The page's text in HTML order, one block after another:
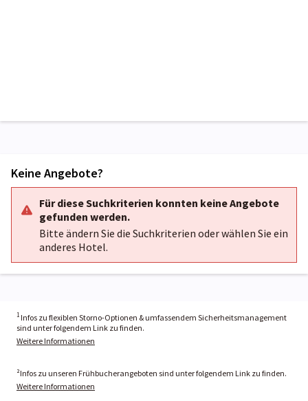
Keine Angebote?
Für diese Suchkriterien konnten keine Angebote
gefunden werden.
Bitte ändern Sie die Suchkriterien oder wählen Sie ein
anderes Hotel.
1 Infos zu flexiblen Storno-Optionen & umfassendem Sicherheitsmanagement
sind unter folgendem Link zu finden.
Weitere Informationen
²Infos zu unseren Frühbucherangeboten sind unter folgendem Link zu finden.
Weitere Informationen